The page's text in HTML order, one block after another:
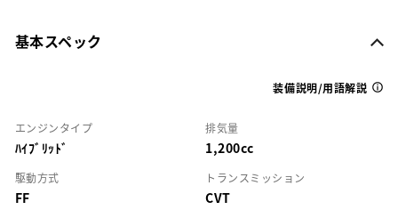
基本スペック
装備説明/用語解説
エンジンタイプ
ﾊｲﾌﾞﾘｯﾄﾞ
排気量
1,200cc
駆動方式
FF
トランスミッション
CVT